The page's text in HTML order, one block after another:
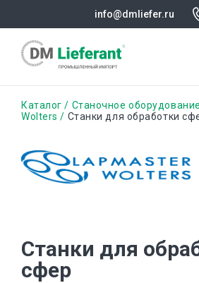
содержанию
info@dmliefer.ru
Строка
Каталог Станочное оборудование
Wolters
Станки для обработки
Станки для
сфер